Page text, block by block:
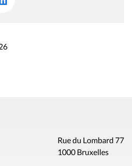
Rue du Lombard 77
1000 Bruxelles